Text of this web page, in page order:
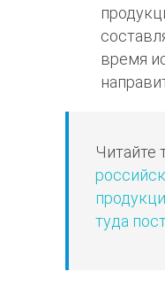
время
Читайте
туда